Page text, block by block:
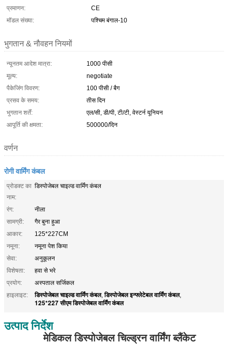
प्रमाणन:
CE
मॉडल संख्या:
पश्चिम बंगाल-10
भुगतान & नौवहन नियमों
न्यूनतम आदेश मात्रा:
1000 पीसी
मूल्य:
negotiate
पैकेजिंग विवरण:
100 पीसी / बैग
प्रसव के समय:
तीस दिन
भुगतान शर्तें:
एल/सी, डी/पी, टी/टी, वेस्टर्न यूनियन
आपूर्ति की क्षमता:
500000/दिन
वर्णन
रोगी वार्मिंग कंबल
प्रोडक्ट का
नाम:
डिस्पोजेबल चाइल्ड वार्मिंग कंबल
रंग:
नीला
सामग्री:
गैर बुना हुआ
आकार:
125*227CM
नमूना:
नमूना पेश किया
सेवा:
अनुकूलन
विशेषता:
हवा से भरे
प्रयोग:
अस्पताल सर्जिकल
हाइलाइट:
डिस्पोजेबल चाइल्ड वार्मिंग कंबल,डिस्पोजेबल इन्फ्लेटेबल वार्मिंग कंबल,
125*227 सीएम डिस्पोजेबल वार्मिंग कंबल
उत्पाद निर्देश
मेडिकल डिस्पोजेबल चिल्ड्रन वार्मिंग ब्लैंकेट